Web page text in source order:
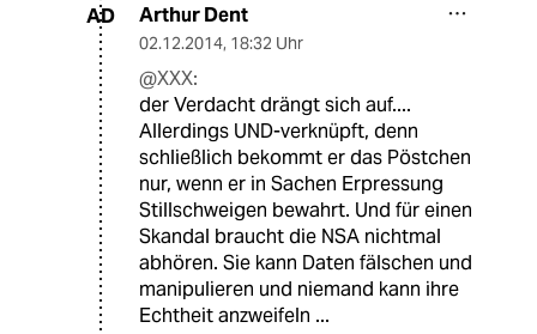
AD Arthur Dent
02.12.2014, 18:32 Uhr
@XXX:
der Verdacht drängt sich auf....
Allerdings UND-verknüpft, denn
schließlich bekommt er das Pöstchen
nur, wenn er in Sachen Erpressung
Stillschweigen bewahrt. Und für einen
Skandal braucht die NSA nichtmal
abhören. Sie kann Daten fälschen und
manipulieren und niemand kann ihre
Echtheit anzweifeln ...